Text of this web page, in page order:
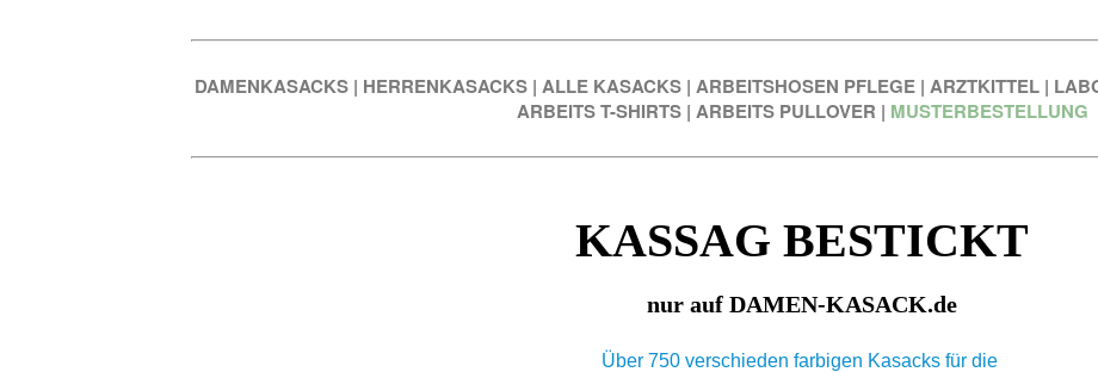
DAMENKASACKS | HERRENKASACKS | ALLE KASACKS | ARBEITSHOSEN PFLEGE | ARZTKITTEL |
ARBEITS T-SHIRTS | ARBEITS PULLOVER | MUSTERBESTELLUNG
KASSAG BESTICKT
nur auf DAMEN-KASACK.de
Über 750 verschieden farbigen Kasacks für die